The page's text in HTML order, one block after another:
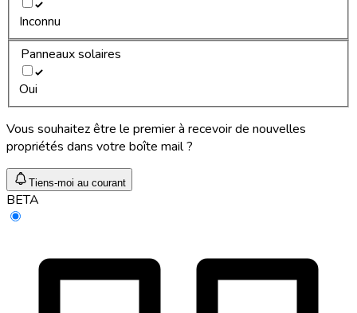
Inconnu
Panneaux solaires
Oui
Vous souhaitez être le premier à recevoir de nouvelles
propriétés dans votre boîte mail ?
Tiens-moi au courant
BETA